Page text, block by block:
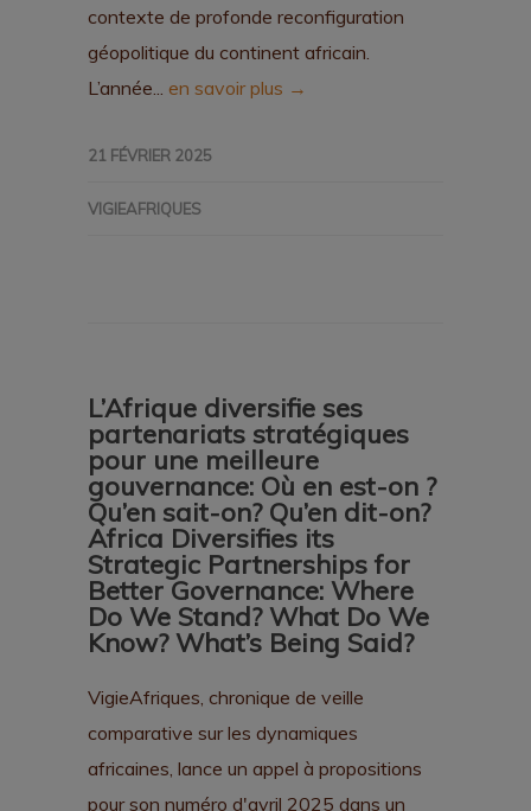
contexte de profonde reconfiguration
géopolitique du continent africain.
L’année... en savoir plus →
21 FÉVRIER 2025
VIGIEAFRIQUES
L’Afrique diversifie ses
partenariats stratégiques
pour une meilleure
gouvernance: Où en est-on ?
Qu’en sait-on? Qu’en dit-on?
Africa Diversifies its
Strategic Partnerships for
Better Governance: Where
Do We Stand? What Do We
Know? What’s Being Said?
VigieAfriques, chronique de veille
comparative sur les dynamiques
africaines, lance un appel à propositions
pour son numéro d'avril 2025 dans un